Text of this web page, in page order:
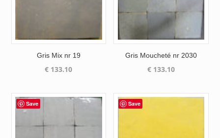
Gris Mix nr 19
€ 133.10
Gris Moucheté nr 2030
€133.10
Save Save